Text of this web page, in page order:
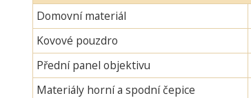
Domovní materiál
Kovové pouzdro
Přední panel objektivu
Materiály horní a spodní čepice